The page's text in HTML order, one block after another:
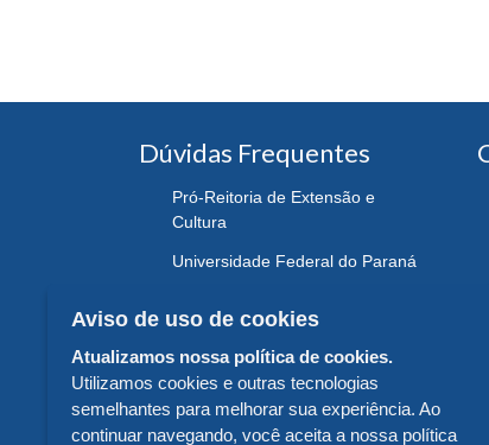
Dúvidas Frequentes
Pró-Reitoria de Extensão e
Cultura
Universidade Federal do Paraná
Aviso de uso de cookies
Atualizamos nossa política de cookies.
Utilizamos cookies e outras tecnologias
semelhantes para melhorar sua experiência. Ao
continuar navegando, você aceita a nossa política